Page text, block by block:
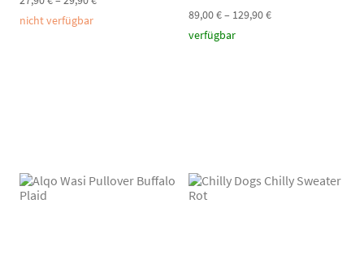
nicht verfügbar
89,00€– 129,90€
verfügbar